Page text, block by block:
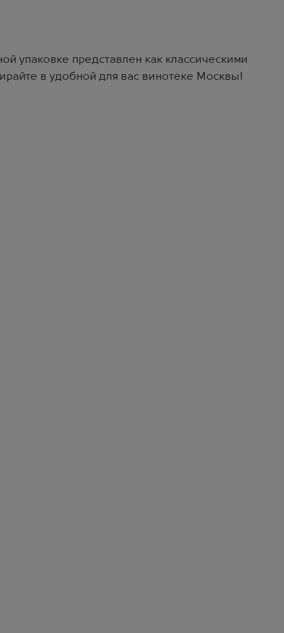
упаковке представлен как классическими
в удобной для вас винотеке Москвы!